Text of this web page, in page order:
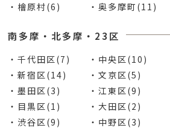
・檜原村(6)
・奥多摩町(11)
南多摩・北多摩・23区
・千代田区(7) ・中央区(10)
・新宿区(14)
・文京区(5)
・墨田区(3)
・江東区(9)
・目黒区(1)
・大田区(2)
・渋谷区(9)
・中野区(3)